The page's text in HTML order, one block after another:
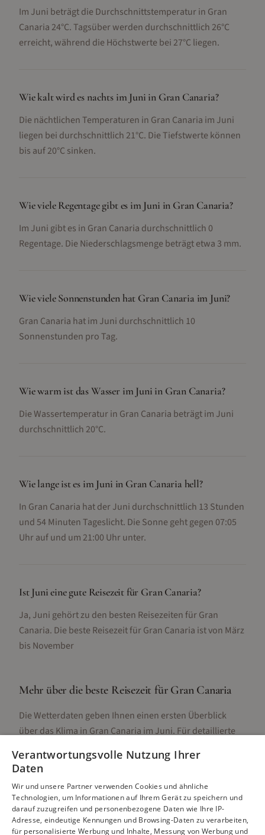
Im Juni beträgt die Durchschnittstemperatur in Gran
Canaria 24°C. Tagsüber werden durchschnittlich 26°C
erreicht, während die Höchstwerte bei 27°C liegen.
Wie kalt wird es nachts im Juni in Gran Canaria?
Die nächtlichen Temperaturen in Gran Canaria im Juni
liegen bei durchschnittlich 21°C. Die Tiefstwerte können
bis auf 20°C sinken.
Wie viele Regentage gibt es im Juni in Gran Canaria?
Im Juni gibt es in Gran Canaria durchschnittlich 0
Regentage. Die Niederschlagsmenge beträgt etwa 3 mm.
Wie viele Sonnenstunden hat Gran Canaria im Juni?
Gran Canaria hat im Juni durchschnittlich 10
Sonnenstunden pro Tag.
Wie warm ist das Wasser im Juni in Gran Canaria?
Die Wassertemperatur in Gran Canaria beträgt im Juni
durchschnittlich 20°C.
Wie lange ist es im Juni in Gran Canaria hell?
In Gran Canaria hat der Juni durchschnittlich 13 Stunden
und 54 Minuten Tageslicht. Die Sonne geht gegen 07:05
Uhr auf und um 21:00 Uhr unter.
Ist Juni eine gute Reisezeit für Gran Canaria?
Ja, Juni gehört zu den besten Reisezeiten für Gran
Canaria. Die beste Reisezeit für Gran Canaria ist von März
bis November
Mehr über die beste Reisezeit für Gran Canaria
Die Wetterdaten geben Ihnen einen ersten Überblick
über das Klima in Gran Canaria im Juni. Für detaillierte
Unterschieden, Aktivitäten und Reisetipps besuchen Sie
Alle Infos zur besten ReisezeitGran Canaria
Verantwortungsvolle Nutzung Ihrer
Daten
Wir und unsere Partner verwenden Cookies und ähnliche
Technologien, um Informationen auf Ihrem Gerät zu speichern und
darauf zuzugreifen und personenbezogene Daten wie Ihre IP-
Adresse, eindeutige Kennungen und Browsing-Daten zu verarbeiten,
für personalisierte Werbung und Inhalte, Messung von Werbung und